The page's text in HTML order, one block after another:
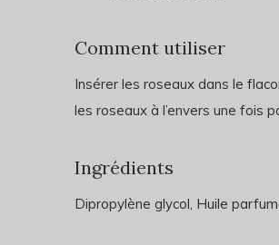
Comment utiliser
Insérer les roseaux dans le
les roseaux à l’envers une fois
Ingrédients
Dipropylène glycol, Huile